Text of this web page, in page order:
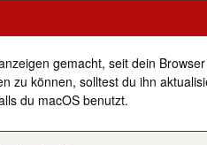
gemacht, seit dein
zu können, solltest du ihn
du macOS benutzt.